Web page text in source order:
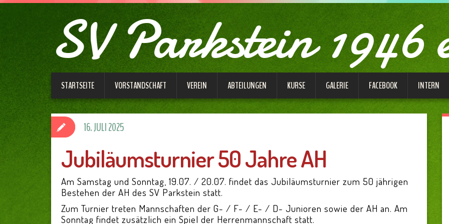
SV Parkstein 1946
STARTSEITE VORSTANDSCHAFT VEREIN ABTEILUNGEN KURSE GALERIE FACEBOOK INTERN
Jubiläumsturnier 50 Jahre AH
Am Samstag und Sonntag, 19.07. / 20.07. findet das Jubiläumsturnier zum 50 jährigen
Bestehen der AH des SV Parkstein statt.
Zum Turnier treten Mannschaften der G- / F- / E- / D- Junioren sowie der AH an. Am
Sonntag findet zusätzlich ein Spiel der Herrenmannschaft statt.
16. JULI 2025